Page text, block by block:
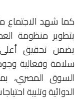
كما شهد الاجتماع
بتطوير منظومة
يضمن تحقيق أعلى
سلامة وفعالية
السوق المصري،
الدوائية وتلبية